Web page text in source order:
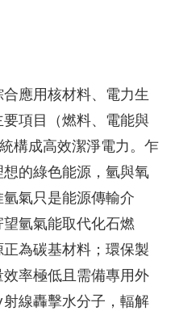
應用核材料、電力生
項目（燃料、電能與
構成高效潔淨電力。乍
的綠色能源，氫與氧
氣只是能源傳輸介
氫氣能取代化石燃
為碳基材料；環保製
率極低且需備專用外
線轟擊水分子，輻解